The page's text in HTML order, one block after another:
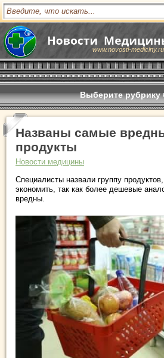
www.novosti-mediciny.ru
Выберите рубрику
Названы самые
продукты
Новости медицины
Специалисты назвали группу
экономить, так как более дешевые
вредны.